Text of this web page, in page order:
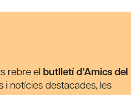
rebre el butlletí d’Amics del
notícies destacades, les